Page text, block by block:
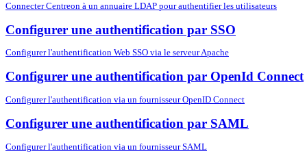
Connecter Centreon à un annuaire LDAP pour authentifier les utilisateurs
Configurer une authentification par SSO
Configurer l'authentification Web SSO via le serveur Apache
Configurer une authentification par OpenId Connect
Configurer l'authentification via un fournisseur OpenID Connect
Configurer une authentification par SAML
Configurer l'authentification via un fournisseur SAML